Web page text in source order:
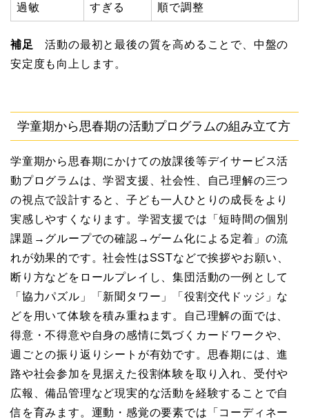
過敏
すぎる
順で調整
補足 活動の最初と最後の質を高めることで、中盤の
安定度も向上します。
学童期から思春期の活動プログラムの組み立て方
学童期から思春期にかけての放課後等デイサービス活
動プログラムは、学習支援、社会性、自己理解の三つ
の視点で設計すると、子ども一人ひとりの成長をより
実感しやすくなります。学習支援では「短時間の個別
課題→グループでの確認→ゲーム化による定着」の流
れが効果的です。社会性はSSTなどで挨拶やお願い、
断り方などをロールプレイし、集団活動の一例として
「協力パズル」「新聞タワー」「役割交代ドッジ」な
どを用いて体験を積み重ねます。自己理解の面では、
得意・不得意や自身の感情に気づくカードワークや、
週ごとの振り返りシートが有効です。思春期には、進
路や社会参加を見据えた役割体験を取り入れ、受付や
広報、備品管理など現実的な活動を経験することで自
信を育みます。運動・感覚の要素では「コーディネー